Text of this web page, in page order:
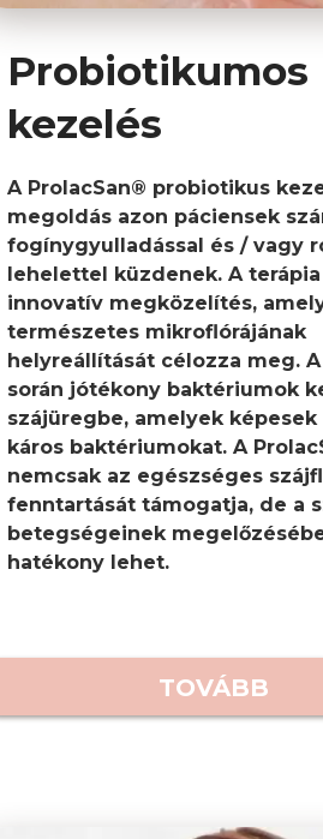
Probiotikumos
kezelés
A ProlacSan® probiotikus
megoldás azon páciensek
fogínygyulladással és / vagy
lehelettel küzdenek. A
innovatív megközelítés,
természetes mikroflórájának
helyreállítását célozza meg.
során jótékony baktériumok
szájüregbe, amelyek
káros baktériumokat. A
nemcsak az egészséges
fenntartását támogatja, de a
betegségeinek
hatékony lehet.
TOVÁBB